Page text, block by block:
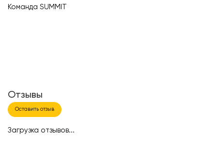
Команда SUMMIT
Отзывы
Оставить отзыв
Загрузка отзывов...